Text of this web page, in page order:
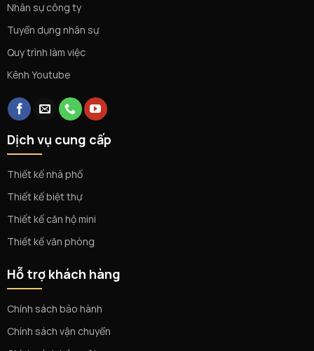
Nhân sự công ty
Tuyển dụng nhân sự
Quy trình làm việc
Kênh Youtube
Dịch vụ cung cấp
Thiết kế nhà phố
Thiết kế biệt thự
Thiết kế căn hộ mini
Thiết kế văn phòng
Hỗ trợ khách hàng
Chính sách bảo hành
Chính sách vận chuyển